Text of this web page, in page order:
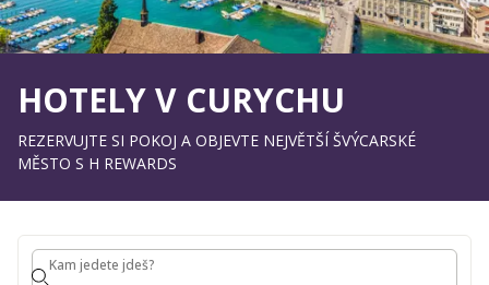
HOTELY V CURYCHU
REZERVUJTE SI POKOJ A OBJEVTE NEJVĚTŠÍ ŠVÝCARSKÉ
MĚSTO S H REWARDS
Kam jedete jdeš?
Kam jedete jdeš?